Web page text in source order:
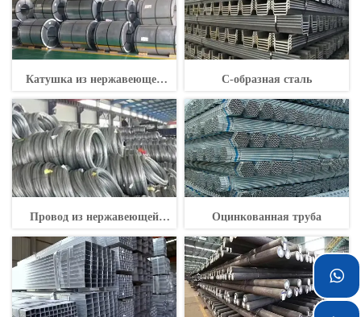
Катушка из нержавеющей
нержавеющей стали
С-образная сталь
Провод из нержавеющей
Оцинкованная труба
